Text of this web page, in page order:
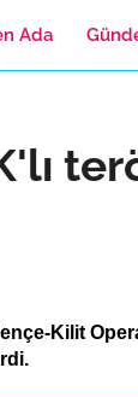
Ada
Kilit